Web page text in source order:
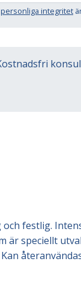
personliga integritet
festlig.
är speciellt